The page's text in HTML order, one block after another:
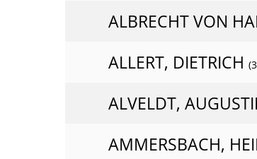
ALBRECHT VON
ALLERT, DIETRICH
ALVELDT,
AMMERSBACH,